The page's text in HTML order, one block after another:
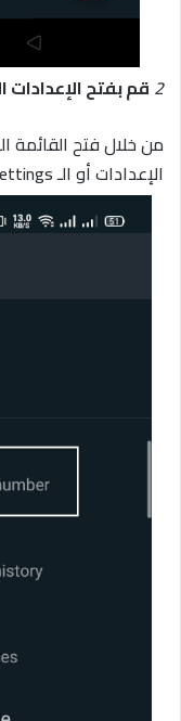
2 قم بفتح الإعدادات
من خلال فتح القائمة
الإعدادات أو الـ Settings.